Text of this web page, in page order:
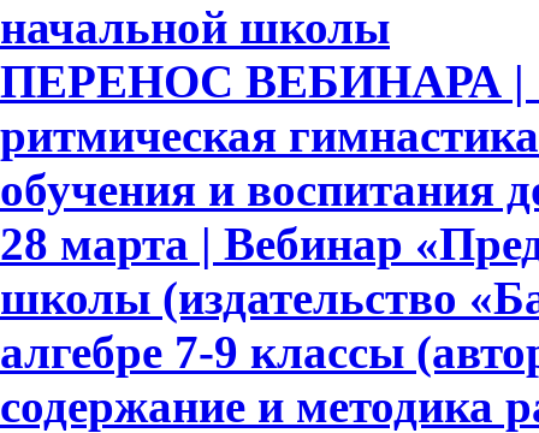
начальной школы
ПЕРЕНОС ВЕБИНАРА |
ритмическая
обучения и воспитания
28 марта | Вебинар
школы (издательство
алгебре 7-9 классы
содержание и методика